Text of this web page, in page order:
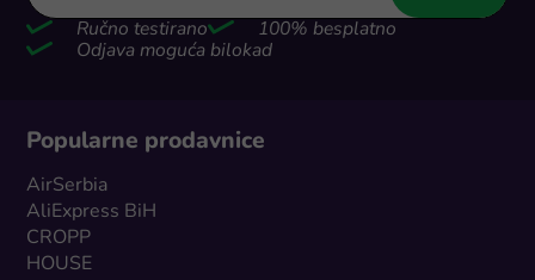
Ručno testirano
100% besplatno
Odjava moguća bilokad
Popularne prodavnice
AirSerbia
AliExpress BiH
CROPP
HOUSE